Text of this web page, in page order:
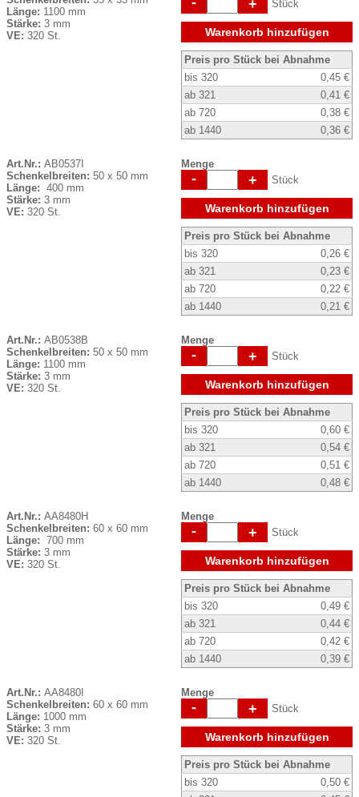
Länge: 1100 mm
Stärke: 3 mm
VE: 320 St.
+ Stück
Warenkorb hinzufügen
Preis pro Stück bei Abnahme
bis 320
0,45 €
ab 321
0,41 €
ab 720
0,38 €
ab 1440
0,36 €
Art.Nr.: AB0537I
Schenkelbreiten: 50 x 50 mm
Länge: 400 mm
Stärke: 3 mm
VE: 320 St.
Menge
- + Stück
Warenkorb hinzufügen
Preis pro Stück bei Abnahme
bis 320
0,26 €
ab 321
0,23 €
ab 720
0,22 €
ab 1440
0,21 €
Art.Nr.: AB0538B
Schenkelbreiten: 50 x 50 mm
Länge: 1100 mm
Stärke: 3 mm
VE: 320 St.
Menge
- + Stück
Warenkorb hinzufügen
Preis pro Stück bei Abnahme
bis 320
0,60 €
ab 321
0,54 €
ab 720
0,51 €
ab 1440
0,48 €
Art.Nr.: AA8480H
Schenkelbreiten: 60 x 60 mm
Länge: 700 mm
Stärke: 3 mm
VE: 320 St.
Menge
- + Stück
Warenkorb hinzufügen
Preis pro Stück bei Abnahme
bis 320
0,49 €
ab 321
0,44 €
ab 720
0,42 €
ab 1440
0,39 €
Art.Nr.: AA8480I
Schenkelbreiten: 60 x 60 mm
Länge: 1000 mm
Stärke: 3 mm
VE: 320 St.
Menge
- + Stück
Warenkorb hinzufügen
Preis pro Stück bei Abnahme
bis 320
0,50 €